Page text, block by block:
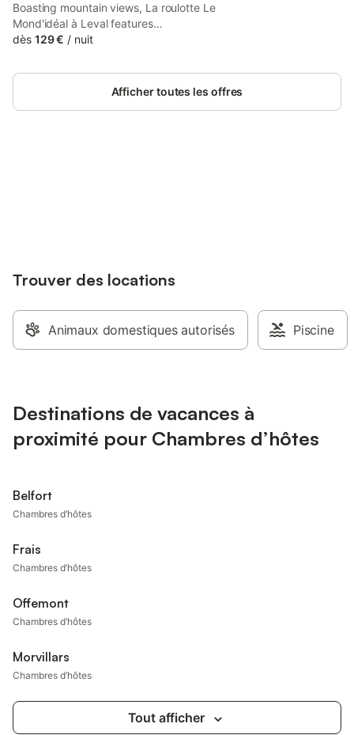
Boasting mountain views, La roulotte Le
Mond'idéal à Leval features
accommodation with a garden and a
Station. This property offers access to a
terrace and free private parking.
dès 129 € / nuit
Afficher toutes les offres
Trouver des locations
Animaux domestiques autorisés Piscine
Destinations de vacances à
proximité pour Chambres d’hôtes
Belfort
Chambres d’hôtes
Frais
Chambres d’hôtes
Offemont
Chambres d’hôtes
Morvillars
Chambres d’hôtes
Tout afficher